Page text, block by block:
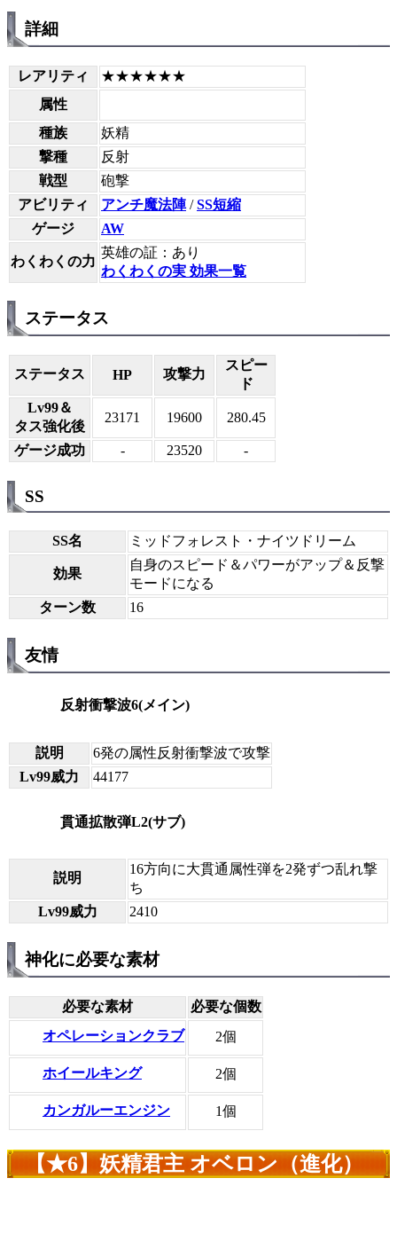
詳細
レアリティ
★★★★★★
属性
種族
妖精
撃種
反射
戦型
砲撃
アビリティ
アンチ魔法陣/SS短縮
ゲージ
AW
わくわくの力
英雄の証：あり
わくわくの実 効果一覧
ステータス
ステータス HP 攻撃力
スピー
ド
Lv99＆
タス強化後
23171 19600 280.45
ゲージ成功 - 23520 -
SS
SS名 ミッドフォレスト・ナイツドリーム
効果
自身のスピード＆パワーがアップ＆反撃
モードになる
ターン数
16
友情
反射衝撃波6(メイン)
説明
6発の属性反射衝撃波で攻撃
Lv99威力
44177
貫通拡散弾L2(サブ)
説明
16方向に大貫通属性弾を2発ずつ乱れ撃
ち
Lv99威力
2410
神化に必要な素材
必要な素材
必要な個数
オペレーションクラブ
2個
ホイールキング 2個
カンガルーエンジン 1個
【★6】妖精君主 オベロン（進化）